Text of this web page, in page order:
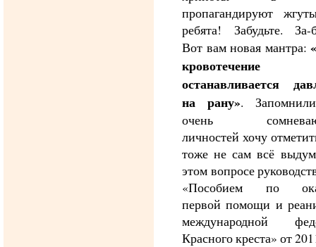
пропагандируют
ребята! Забудьте. За-
Вот вам новая мантра:
кровотечение
останавливается
на рану».
очень
личностей хочу
тоже не сам всё
этом вопросе
«Пособием по
первой помощи и
международной
Красного креста» от